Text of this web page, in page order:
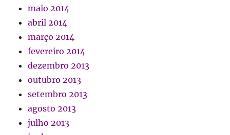
maio 2014
abril 2014
março 2014
fevereiro 2014
dezembro 2013
outubro 2013
setembro 2013
agosto 2013
julho 2013